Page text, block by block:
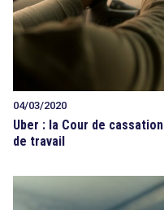
04/03/2020
Uber : la Cour de
de travail